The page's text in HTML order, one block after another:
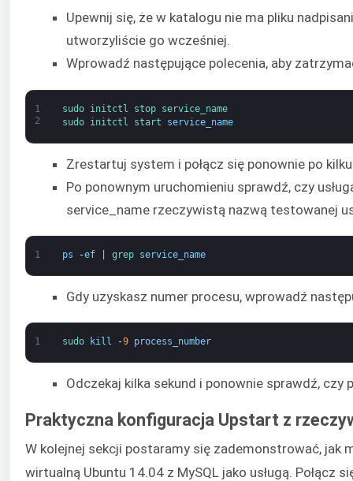
Upewnij się, że w katalogu nie ma pliku
utworzyliście go wcześniej.
Wprowadź następujące polecenia, aby
1
2
sudo initctl stop service_name
sudo initctl start service_name
Zrestartuj system i połącz się ponownie po
Po ponownym uruchomieniu sprawdź, czy
service_name rzeczywistą nazwą testowanej
1 ps -ef grep service_name
Gdy uzyskasz numer procesu, wprowadź
1 sudo kill -9 process_number
Odczekaj kilka sekund i ponownie sprawdź, czy
Praktyczna konfiguracja Upstart z
W kolejnej sekcji postaramy się zademonstrować, jak
wirtualną Ubuntu 14.04 z MySQL jako usługą.